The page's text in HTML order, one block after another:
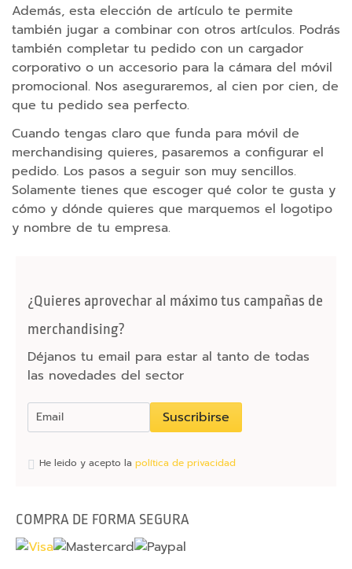
s
o
n
a
l
i
z
a
d
o
s
o
s
H
b
U
B
a
p
Además, esta elección de artículo te permite
también jugar a combinar con otros artículos. Podrás
también completar tu pedido con un cargador
corporativo o un accesorio para la cámara del móvil
promocional. Nos aseguraremos, al cien por cien, de
que tu pedido sea perfecto.
Cuando tengas claro que funda para móvil de
merchandising quieres, pasaremos a configurar el
pedido. Los pasos a seguir son muy sencillos.
Solamente tienes que escoger qué color te gusta y
cómo y dónde quieres que marquemos el logotipo
y nombre de tu empresa.
¿Quieres aprovechar al máximo tus campañas de
merchandising?
Déjanos tu email para estar al tanto de todas
las novedades del sector
Suscribirse
He leido y acepto la política de privacidad
COMPRA DE FORMA SEGURA